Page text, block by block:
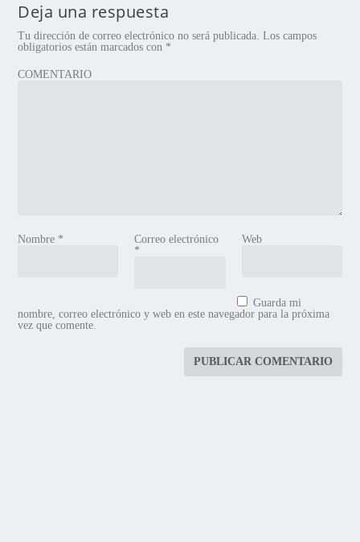
Deja una respuesta
Tu dirección de correo electrónico no será publicada. Los campos
obligatorios están marcados con *
COMENTARIO
Nombre *
Correo electrónico
*
Web
Guarda mi
nombre, correo electrónico y web en este navegador para la próxima
vez que comente.